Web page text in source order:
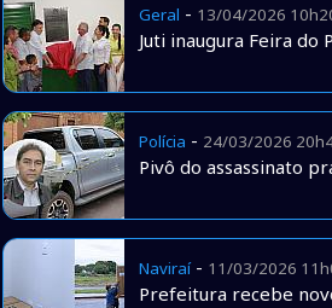
Geral - 13/04/2026
Juti inaugura Feira
Polícia - 24/03/2026
Pivô do assassinato
Naviraí- 11/03/2026
Prefeitura recebe